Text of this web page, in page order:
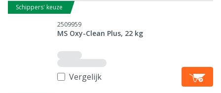
Schippers' keuze
2509959
MS Oxy-Clean Plus, 22 kg
Vergelijk